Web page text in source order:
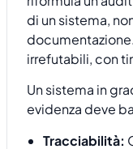
di un sistema,
irrefutabili, con
Un sistema in
evidenza deve
Tracciabilità: